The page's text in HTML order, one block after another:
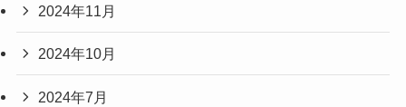
2024年11月
2024年10月
2024年7月